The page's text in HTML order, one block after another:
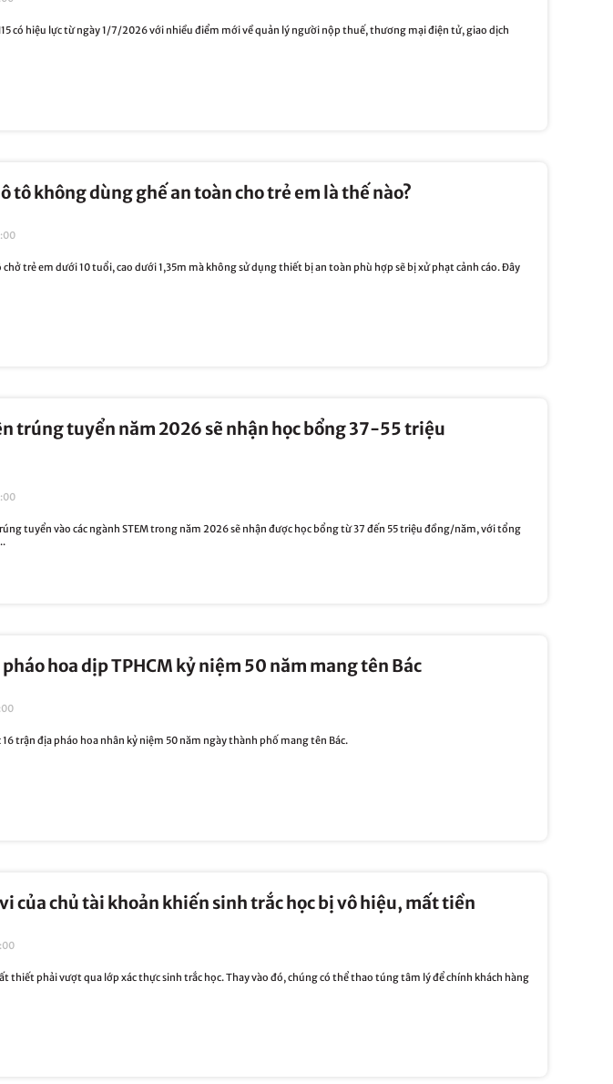
có hiệu lực từ ngày 1/7/2026 với nhiều điểm mới về quản lý người nộp thuế, thương mại điện tử, giao dịch
tô không dùng ghế an toàn cho trẻ em là thế nào?
trẻ em dưới 10 tuổi, cao dưới 1,35m mà không sử dụng thiết bị an toàn phù hợp sẽ bị xử phạt cảnh cáo. Đây
trúng tuyển năm 2026 sẽ nhận học bổng 37-55 triệu
tuyển vào các ngành STEM trong năm 2026 sẽ nhận được học bổng từ 37 đến 55 triệu đồng/năm, với tổng
hoa dịp TPHCM kỷ niệm 50 năm mang tên Bác
trận địa pháo hoa nhân kỷ niệm 50 năm ngày thành phố mang tên Bác.
của chủ tài khoản khiến sinh trắc học bị vô hiệu, mất tiền
thiết phải vượt qua lớp xác thực sinh trắc học. Thay vào đó, chúng có thể thao túng tâm lý để chính khách hàng